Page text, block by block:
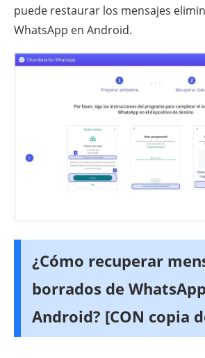
puede restaurar los mensajes
WhatsApp en Android.
¿Cómo recuperar
borrados de
Android? [CON copia